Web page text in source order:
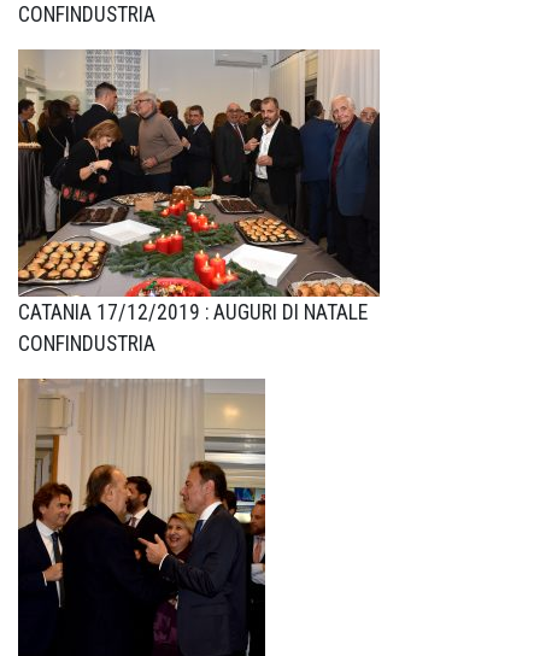
CONFINDUSTRIA
CATANIA 17/12/2019 : AUGURI DI NATALE
CONFINDUSTRIA